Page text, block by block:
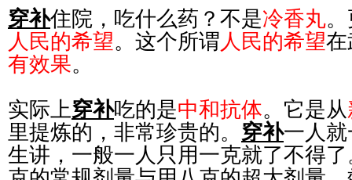
穿补住院，吃什么药？不是冷香丸
人民的希望。这个所谓人民的希望在
有效果。
实际上穿补吃的是中和抗体。它是从
里提炼的，非常珍贵的。 穿补一人
生讲，一般一人只用一克就了不得